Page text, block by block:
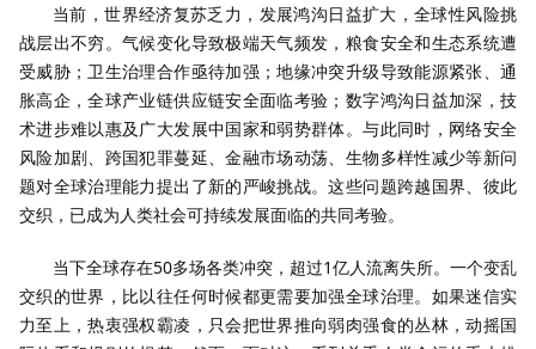
当前，世界经济复苏乏力，发展鸿沟日益扩大，全球性风险挑
战层出不穷。气候变化导致极端天气频发，粮食安全和生态系统遭
受威胁；卫生治理合作亟待加强；地缘冲突升级导致能源紧张、通
胀高企，全球产业链供应链安全面临考验；数字鸿沟日益加深，技
术进步难以惠及广大发展中国家和弱势群体。与此同时，网络安全
风险加剧、跨国犯罪蔓延、金融市场动荡、生物多样性减少等新问
题对全球治理能力提出了新的严峻挑战。这些问题跨越国界、彼此
交织，已成为人类社会可持续发展面临的共同考验。
当下全球存在50多场各类冲突，超过1亿人流离失所。一个变乱
交织的世界，比以往任何时候都更需要加强全球治理。如果迷信实
力至上，热衷强权霸凌，只会把世界推向弱肉强食的丛林，动摇国